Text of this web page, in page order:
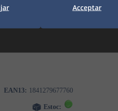
EAN13: 1841279677760
Estoc:
Acceptar